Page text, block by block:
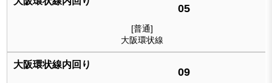
05
[普通]
大阪環状線
09